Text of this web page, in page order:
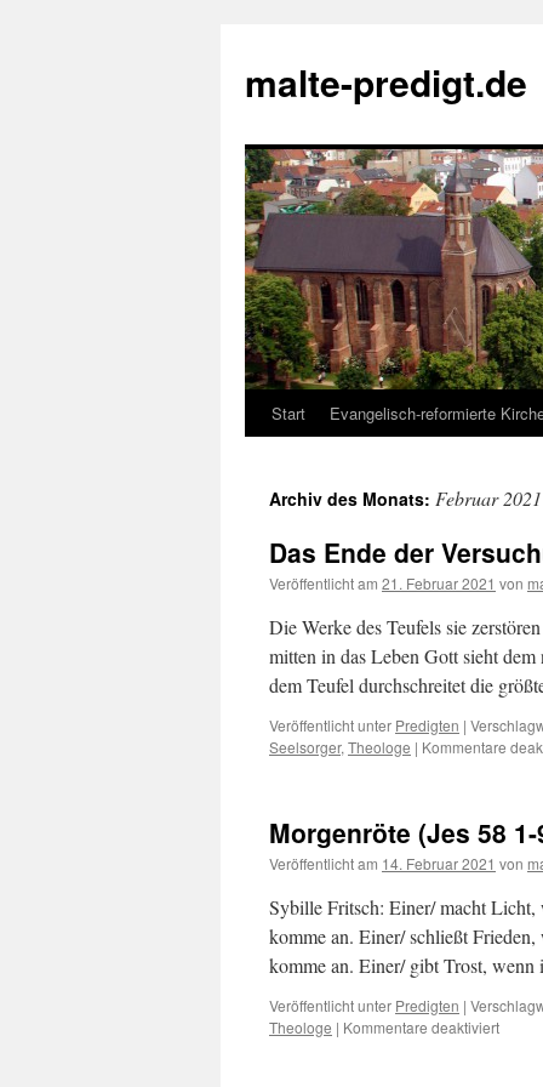
springen
malte-predigt.de
Start Evangelisch-reformierte
Archiv des Monats: Februar 2021
Das Ende der
Veröffentlicht am 21. Februar 2021 von
Die Werke des Teufels sie
mitten in das Leben Gott sieht
dem Teufel durchschreitet die
Veröffentlicht unter Predigten |
Seelsorger, Theologe | Kommentare
Morgenröte (Jes 58 1-
Veröffentlicht am 14. Februar 2021 von
Sybille Fritsch: Einer/ macht
komme an. Einer/ schließt
komme an. Einer/ gibt Trost,
Veröffentlicht unter Predigten |
Theologe | Kommentare deaktiviertfür